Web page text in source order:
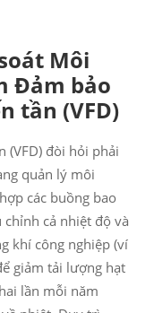
Môi
Đảm bảo
tần (VFD)
(VFD) đòi hỏi phải
quản lý môi
các buồng bao
cả nhiệt độ và
khí công nghiệp (ví
giảm tải lượng hạt
lần mỗi năm